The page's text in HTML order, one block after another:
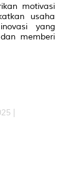
motivasi
usaha
yang
memberi
|